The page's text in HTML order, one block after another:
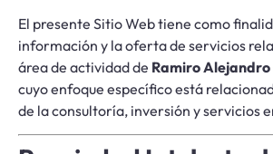
El presente Sitio Web tiene como
información y la oferta de servicios
área de actividad de Ramiro
cuyo enfoque específico está
de la consultoría, inversión y servicios